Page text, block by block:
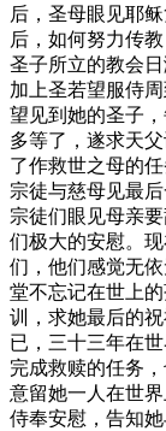
后，圣母眼见耶
后，如何努力传
圣子所立的教会
加上圣若望服侍
望见到她的圣子
多等了，遂求天
了作救世之母的
宗徒与慈母见最
宗徒们眼见母亲
们极大的安慰。
们，他们感觉无
堂不忘记在世上
训，求她最后的
已，三十三年在
完成救赎的任务
意留她一人在世
侍奉安慰，告知